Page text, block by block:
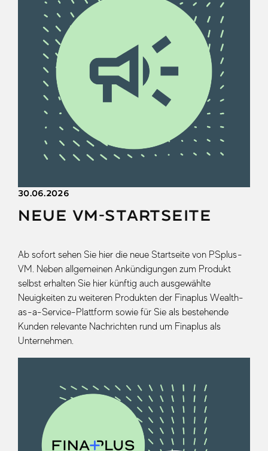
30.06.2026
Neue VM-Startseite
Ab sofort sehen Sie hier die neue Startseite von PSplus-
VM. Neben allgemeinen Ankündigungen zum Produkt
selbst erhalten Sie hier künftig auch ausgewählte
Neuigkeiten zu weiteren Produkten der Finaplus Wealth-
as-a-Service-Plattform sowie für Sie als bestehende
Kunden relevante Nachrichten rund um Finaplus als
Unternehmen.